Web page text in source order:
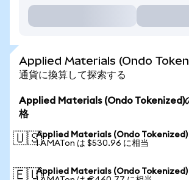
Applied Materials (Ondo
通貨に換算して探索する
Applied Materials (Ondo Tokenized)
格
🇺🇸Applied Materials (Ondo Tokenized)
1 AMATon は $530.96 に相当
🇪🇺Applied Materials (Ondo Tokenized)